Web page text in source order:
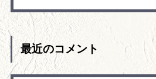
最近のコメント